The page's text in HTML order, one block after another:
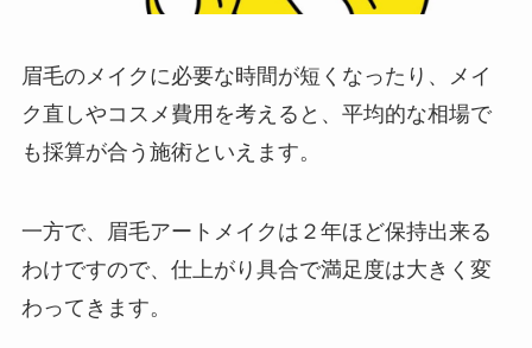
眉毛のメイクに必要な時間が短くなったり、メイ
ク直しやコスメ費用を考えると、平均的な相場で
も採算が合う施術といえます。
一方で、眉毛アートメイクは２年ほど保持出来る
わけですので、仕上がり具合で満足度は大きく変
わってきます。